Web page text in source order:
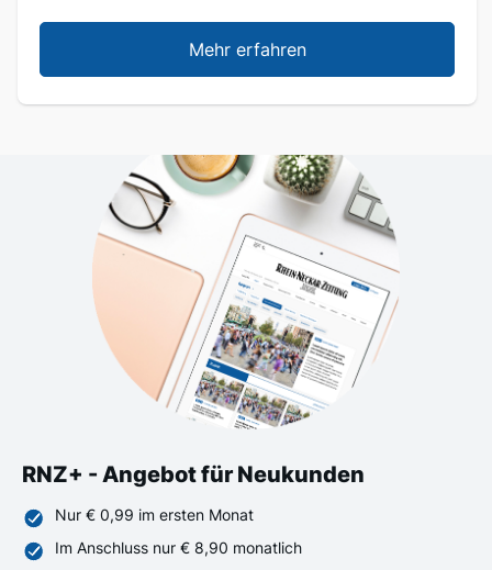
Mehr erfahren
RNZ+ - Angebot für Neukunden
Nur € 0,99 im ersten Monat
Im Anschluss nur € 8,90 monatlich